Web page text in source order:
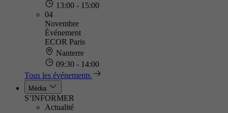
13:00 - 15:00
04
Novembre
Événement
ECOR Paris
Nanterre
09:30 - 14:00
Tous les événements
Média
S’INFORMER
Actualité